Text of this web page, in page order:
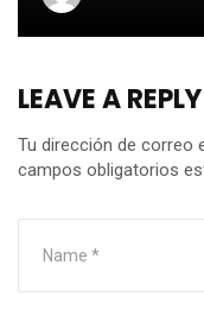
LEAVE A REPLY
Tu dirección de correo
campos obligatorios